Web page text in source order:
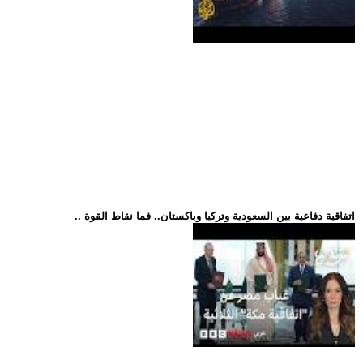
.. اتفاقية دفاعية بين السعودية وتركيا وباكستان.. فما نقاط القوة